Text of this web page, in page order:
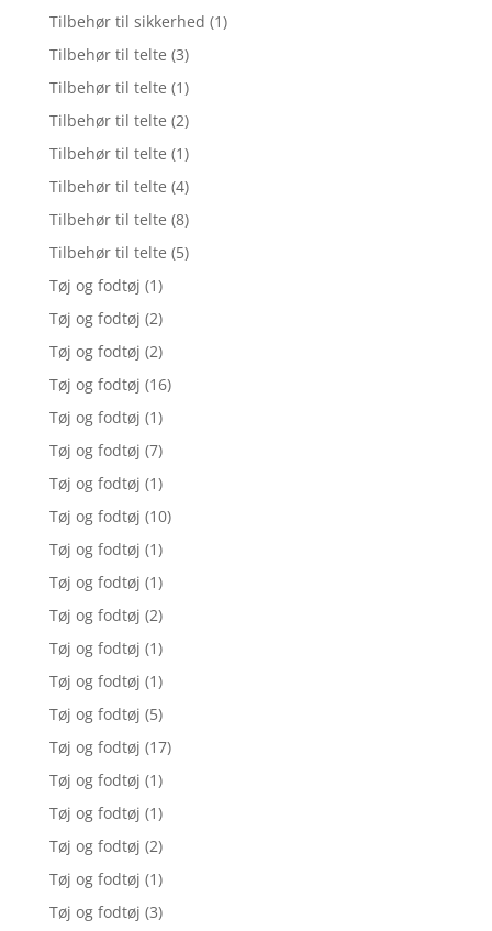
Tilbehør til sikkerhed (1)
Tilbehør til telte (3)
Tilbehør til telte (1)
Tilbehør til telte (2)
Tilbehør til telte (1)
Tilbehør til telte (4)
Tilbehør til telte (8)
Tilbehør til telte (5)
Tøj og fodtøj (1)
Tøj og fodtøj (2)
Tøj og fodtøj (2)
Tøj og fodtøj (16)
Tøj og fodtøj (1)
Tøj og fodtøj (7)
Tøj og fodtøj (1)
Tøj og fodtøj (10)
Tøj og fodtøj (1)
Tøj og fodtøj (1)
Tøj og fodtøj (2)
Tøj og fodtøj (1)
Tøj og fodtøj (1)
Tøj og fodtøj (5)
Tøj og fodtøj (17)
Tøj og fodtøj (1)
Tøj og fodtøj (1)
Tøj og fodtøj (2)
Tøj og fodtøj (1)
Tøj og fodtøj (3)